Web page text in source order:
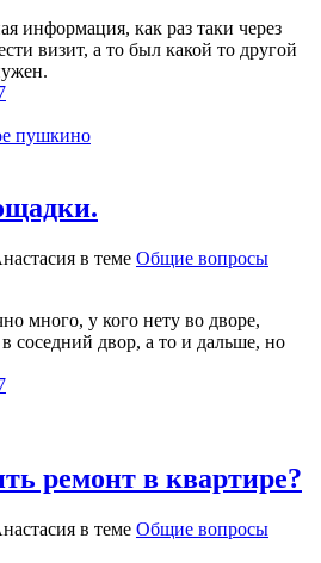
информация, как раз таки через
визит, а то был какой то другой
пушкино
в теме Общие вопросы
много, у кого нету во дворе,
соседний двор, а то и дальше, но
ремонт в квартире?
в теме Общие вопросы